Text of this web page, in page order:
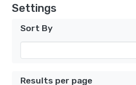
Settings
Sort By
Results per page